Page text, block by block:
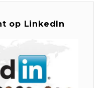
op LinkedIn